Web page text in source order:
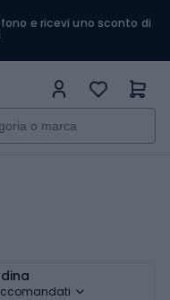
e ricevi uno sconto di